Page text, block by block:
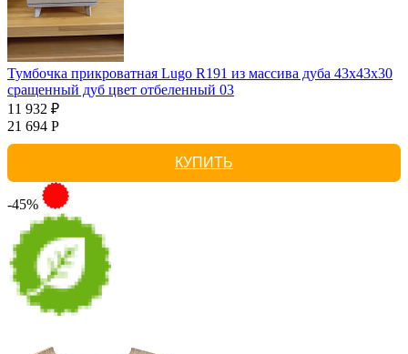
Тумбочка прикроватная Lugo R191 из массива дуба 43х43х30
сращенный дуб цвет отбеленный 03
11 932 ₽
21 694 Р
КУПИТЬ
-45%